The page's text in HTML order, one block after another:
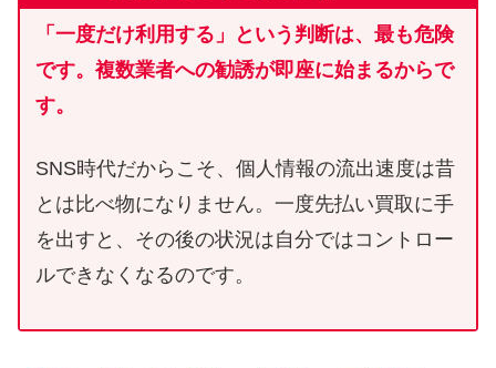
「一度だけ利用する」という判断は、最も危険
です。複数業者への勧誘が即座に始まるからで
す。
SNS時代だからこそ、個人情報の流出速度は昔
とは比べ物になりません。一度先払い買取に手
を出すと、その後の状況は自分ではコントロー
ルできなくなるのです。